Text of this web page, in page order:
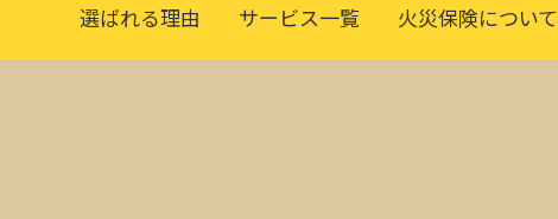
選ばれる理由 サービス一覧 火災保険について